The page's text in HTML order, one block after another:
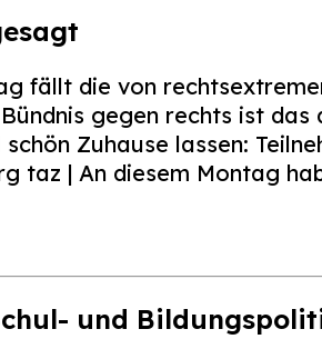
fällt die von
gegen rechts ist das
Zuhause lassen:
taz | An diesem Montag
und